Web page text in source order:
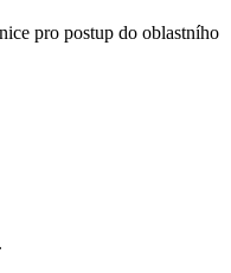
pro postup do oblastního